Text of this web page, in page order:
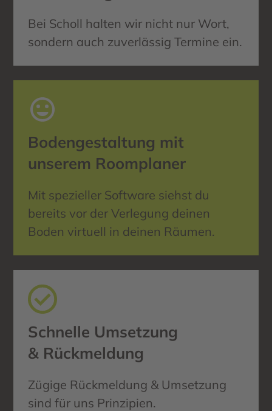
Bei Scholl halten wir nicht nur Wort,
sondern auch zuverlässig Termine ein.
Bodengestaltung mit
unserem Roomplaner
Mit spezieller Software siehst du
bereits vor der Verlegung deinen
Boden virtuell in deinen Räumen.
Schnelle Umsetzung
& Rückmeldung
Zügige Rückmeldung & Umsetzung
sind für uns Prinzipien.